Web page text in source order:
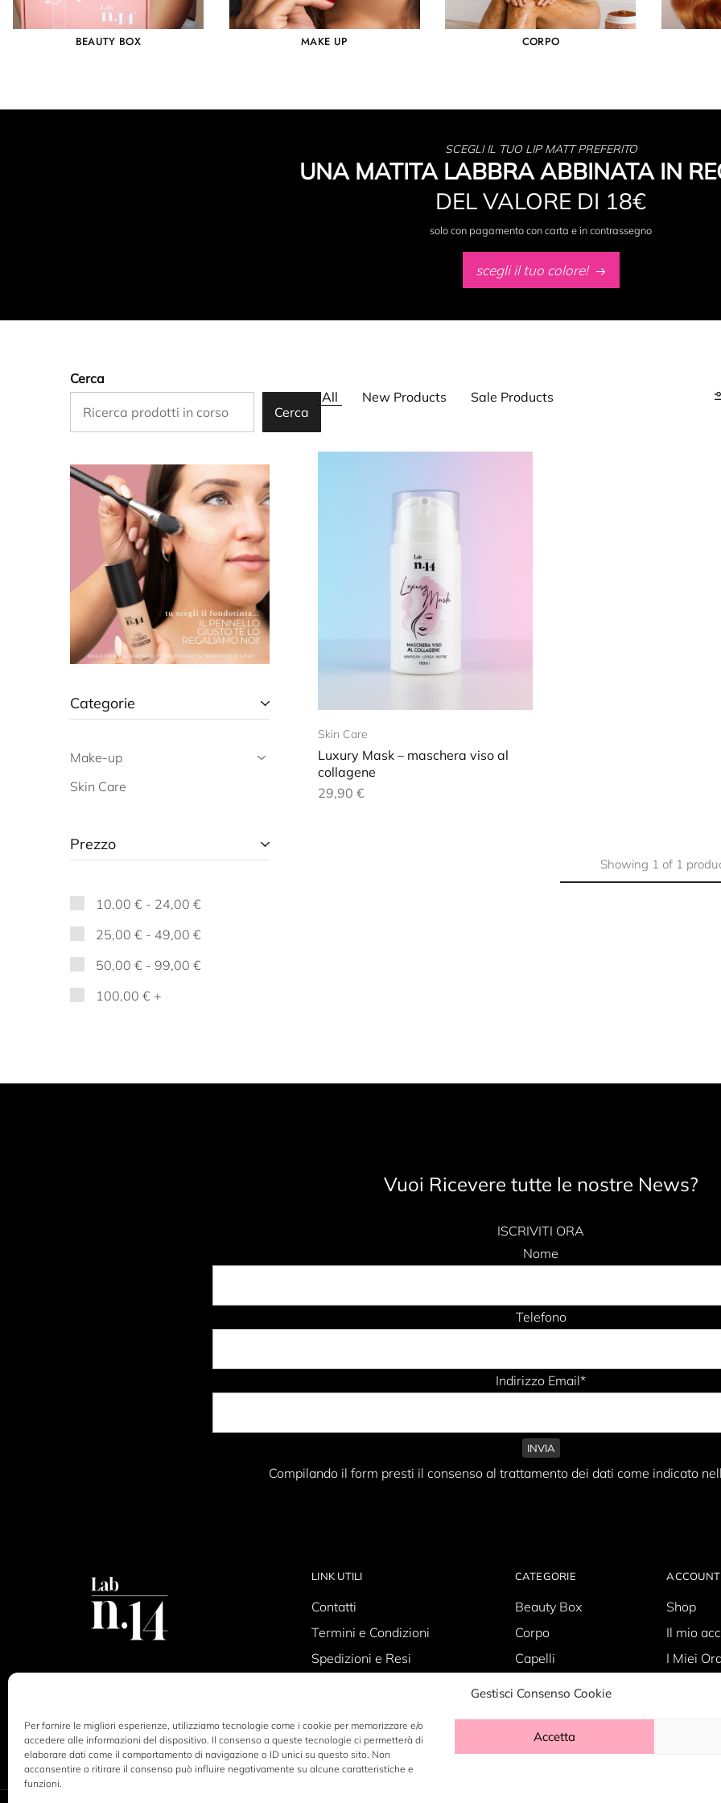
Gestisci Consenso Cookie
Per fornire le migliori esperienze, utilizziamo tecnologie come i cookie per memorizzare e/o
accedere alle informazioni del dispositivo. Il consenso a queste tecnologie ci permetterà di
elaborare dati come il comportamento di navigazione o ID unici su questo sito. Non
acconsentire o ritirare il consenso può influire negativamente su alcune caratteristiche e
funzioni.
Accetta
BEAUTY BOX MAKE UP CORPO
SCEGLI IL TUO LIP MATT PREFERITO
UNA MATITA LABBRA ABBINATA IN
DEL VALORE DI 18€
solo con pagamento con carta e in contrassegno
scegli il tuo colore!
All New Products Sale Products
Skin Care
Luxury Mask – maschera viso al
collagene
29,90 €
Showing 1of 1
Cerca
Cerca
Categorie
Make-up
Skin Care
Prezzo
10,00 € - 24,00 €
25,00 € - 49,00 €
50,00 € - 99,00 €
100,00 € +
Vuoi Ricevere tutte le nostre News?
ISCRIVITI ORA
Nome
Telefono
Indirizzo Email*
Compilando il form presti il consenso al trattamento dei dati come indicato
LINK UTILI
Contatti
Termini e Condizioni
Spedizioni e Resi
CATEGORIE
Beauty Box
Corpo
Capelli
ACCOUNT
Shop
Il mio
I Miei